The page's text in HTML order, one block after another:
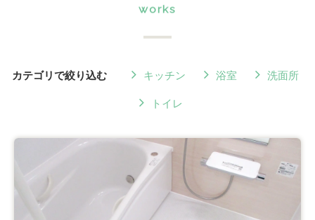
works
カテゴリで絞り込む キッチン 浴室 洗面所
トイレ